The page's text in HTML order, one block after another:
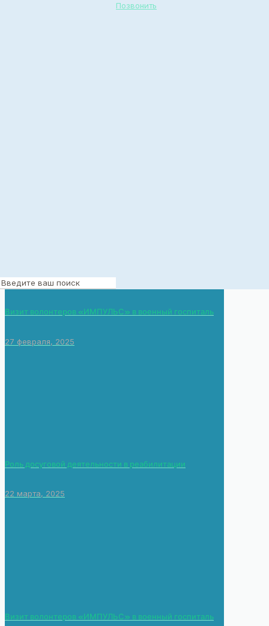
Позвонить
Визит волонтеров «ИМПУЛЬС» в военный госпиталь
27 февраля, 2025
Роль досуговой деятельности в реабилитации
22 марта, 2025
Визит волонтеров «ИМПУЛЬС» в военный госпиталь